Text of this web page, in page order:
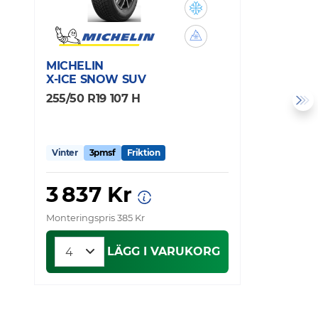
MICHELIN
X-ICE SNOW SUV
255/50 R19 107 H
Vinter 3pmsf Friktion
3 837 Kr
Monteringspris 385 Kr
LÄGG I VARUKORG